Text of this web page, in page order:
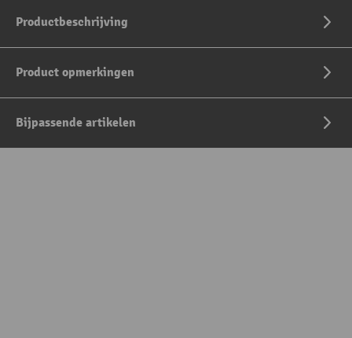
Productbeschrijving
Product opmerkingen
Bijpassende artikelen